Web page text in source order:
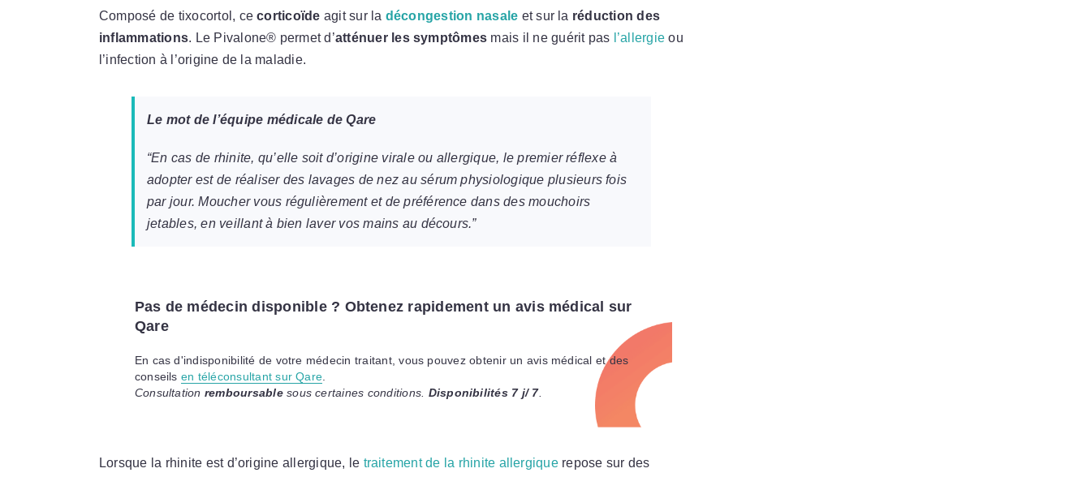
Composé de tixocortol, cecorticoïde agit sur la décongestion nasale et sur la réduction des
inflammations. Le Pivalone® permet d’atténuer les symptômes mais il ne guérit pas l’allergie ou
l’infection à l’origine de la maladie.
Le mot de l’équipe médicale de Qare
“En cas de rhinite, qu’elle soit d’origine virale ou allergique, le premier réflexe à
adopter est de réaliser des lavages de nez au sérum physiologique plusieurs fois
par jour. Moucher vous régulièrement et de préférence dans des mouchoirs
jetables, en veillant à bien laver vos mains au décours.”
Pas de médecin disponible ? Obtenez rapidement un avis médical sur
Qare
En cas d'indisponibilité de votre médecin traitant, vous pouvez obtenir un avis médical et des
conseils en téléconsultant sur Qare
Consultation remboursablesous certaines conditions. Disponibilités 7 j/ 7.
Lorsque la rhinite est d’origine allergique, le traitement de la rhinite allergiquerepose sur des